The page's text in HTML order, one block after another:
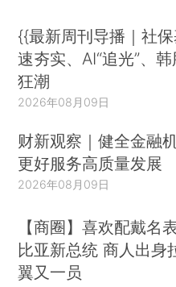
{{最新周刊导播｜社
速夯实、AI“追光”、
狂潮
2026年08月09日
财新观察｜健全金融
更好服务高质量发展
2026年08月09日
【商圈】喜欢配戴名
比亚新总统 商人出身
翼又一员